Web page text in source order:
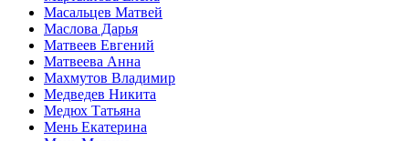
Масальцев Матвей
Маслова Дарья
Матвеев Евгений
Матвеева Анна
Махмутов Владимир
Медведев Никита
Медюх Татьяна
Мень Екатерина